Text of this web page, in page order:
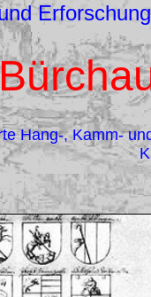
Hang-, Kamm-